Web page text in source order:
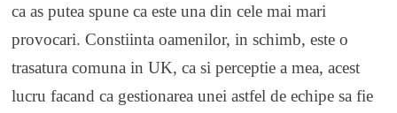
ca as putea spune ca este una din cele mai mari
provocari. Constiinta oamenilor, in schimb, este o
trasatura comuna in UK, ca si perceptie a mea, acest
lucru facand ca gestionarea unei astfel de echipe sa fie